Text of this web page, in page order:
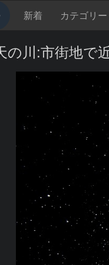
新着 カテゴリー
の川:市街地で